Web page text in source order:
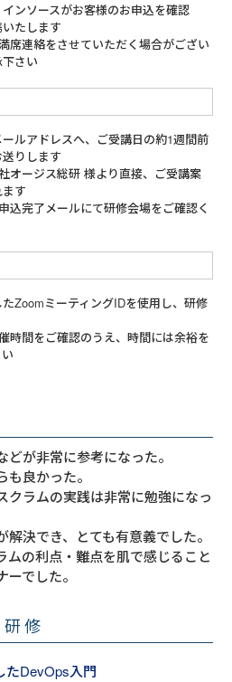
インソースがお客様のお申込を確認
たします
席連絡をさせていただく場合がござい
さい
ルアドレスへ、ご受講日の約1週間前
りします
オージス総研 様より直接、ご受講案
す
込完了メールにて研修会場をご確認く
ZoomミーティングIDを使用し、研修
時間をご確認のうえ、時間には余裕を
どが非常に参考になった。
も良かった。
クラムの実践は非常に勉強になっ
解決でき、とても有意義でした。
ムの利点・難点を肌で感じること
でした。
修
たDevOps入門